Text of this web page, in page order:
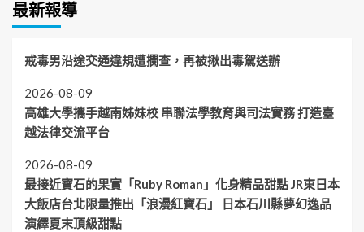
最新報導
戒毒男沿途交通違規遭攔查，再被揪出毒駕送辦
2026-08-09
高雄大學攜手越南姊妹校 串聯法學教育與司法實務 打造臺
越法律交流平台
2026-08-09
最接近寶石的果實「Ruby Roman」化身精品甜點 JR東日本
大飯店台北限量推出「浪漫紅寶石」 日本石川縣夢幻逸品
演繹夏末頂級甜點